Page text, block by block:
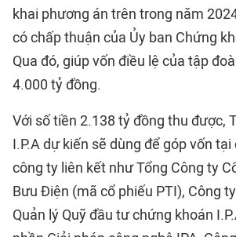
khai phương án trên trong năm
có chấp thuận của Ủy ban Chứng
Qua đó, giúp vốn điều lệ của tập
4.000 tỷ đồng.
Với số tiền 2.138 tỷ đồng thu được,
I.P.A dự kiến sẽ dùng để góp vốn
công ty liên kết như Tổng Công ty
Bưu Điện (mã cổ phiếu PTI), Công
Quản lý Quỹ đầu tư chứng khoán